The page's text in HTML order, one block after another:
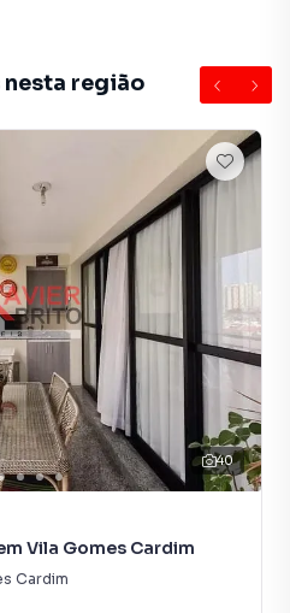
região
40
Vila Gomes Cardim
Cardim